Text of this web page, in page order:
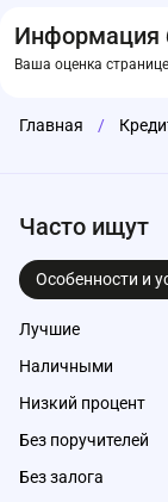
Информация
Ваша оценка
Главная /
Часто ищут
Особенности и
Лучшие
Наличными
Низкий процент
Без поручителей
Без залога